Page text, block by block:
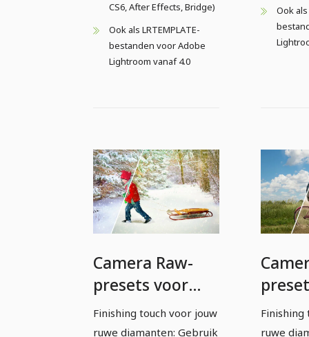
CS6, After Effects, Bridge)
Ook als LRTEMPLATE-
bestanden voor Adobe
Lightroom vanaf 4.0
Ook als
Camera Raw-
presets voor
fotografen en
beeldbewerkers:
Finishing touch voor jouw
ruwe diamanten: Gebruik
Finishing
ruwe